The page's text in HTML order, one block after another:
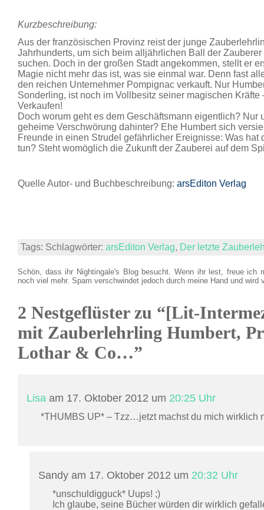
Kurzbeschreibung:
Aus der französischen Provinz reist der junge
Jahrhunderts, um sich beim alljährlichen Ball der
suchen. Doch in der großen Stadt angekommen, stellt er
Magie nicht mehr das ist, was sie einmal war. Denn fast
den reichen Unternehmer Pompignac verkauft. Nur
Sonderling, ist noch im Vollbesitz seiner magischen Kräfte
Verkaufen!
Doch worum geht es dem Geschäftsmann eigentlich? Nur
geheime Verschwörung dahinter? Ehe Humbert sich
Freunde in einen Strudel gefährlicher Ereignisse: Was hat
tun? Steht womöglich die Zukunft der Zauberei auf dem
Quelle Autor- und Buchbeschreibung: arsEditon Verlag
Tags: Schlagwörter: arsEditon Verlag, Der letzte
Schön, dass ihr Nightingale's Blog besucht. Wenn ihr lest, freue ich
noch viel mehr. Spam verschwindet jedoch durch meine Hand und wird
2 Nestgeflüster zu “[Lit-
mit Zauberlehrling Humbert,
Lothar & Co…”
Lisa am 17. Oktober 2012 um 20:25 Uhr
*THUMBS UP* – Tzz…jetzt machst du mich
Sandy am 17. Oktober 2012 um 20:32 Uhr
*unschuldigguck* Uups! ;)
Ich glaube, seine Bücher würden dir wirklich